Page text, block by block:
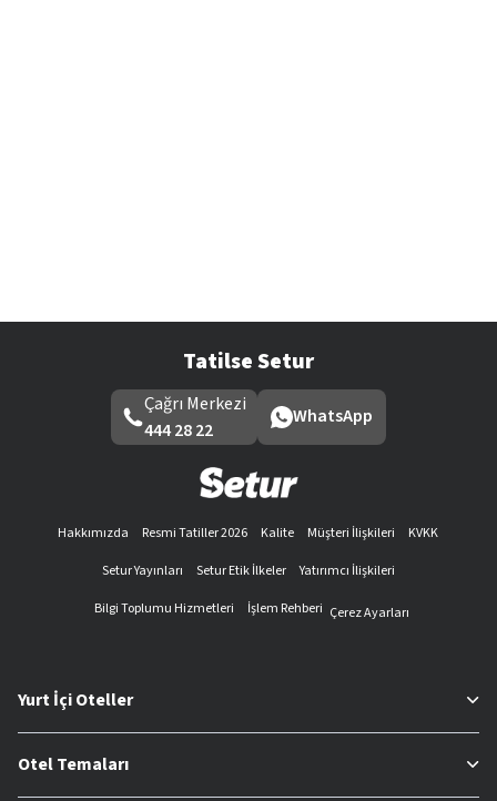
Tatilse Setur
Çağrı Merkezi
444 28 22
WhatsApp
Hakkımızda Resmi Tatiller 2026 Kalite Müşteri İlişkileri
KVKK
Setur Yayınları
Setur Etik İlkeler
Yatırımcı İlişkileri
Bilgi Toplumu Hizmetleri
İşlem Rehberi Çerez Ayarları
Yurt İçi Oteller
Otel Temaları